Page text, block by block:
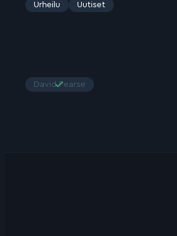
Urheilu
Uutiset
David Pearse